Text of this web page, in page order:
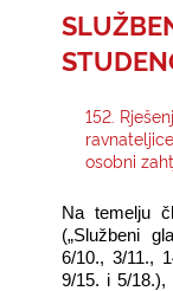
152.
osobni
Na temelju
(„Službeni
6/10., 3/11.,
9/15. i 5/18.),